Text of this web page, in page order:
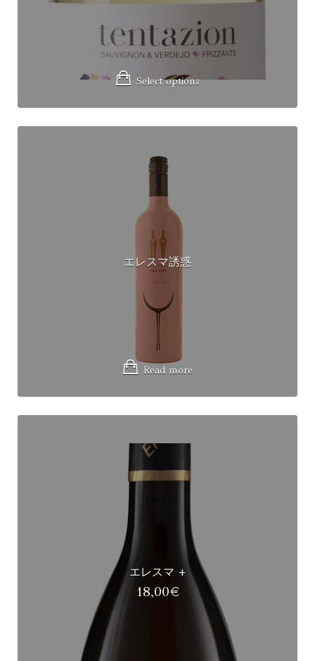
Select options
エレスマ誘惑
Read more
エレスマ +
18,00€